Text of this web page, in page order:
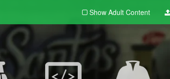
Show Adult Content